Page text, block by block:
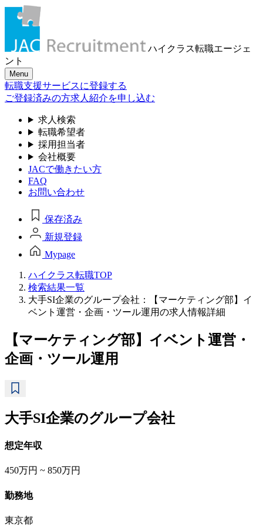
ハイクラス転職エージェ
ント
Menu
転職支援サービスに登録する
ご登録済みの方求人紹介を申し込む
求人検索
転職希望者
採用担当者
会社概要
JACで働きたい方
FAQ
お問い合わせ
保存済み
新規登録
Mypage
ハイクラス転職TOP
検索結果一覧
大手SI企業のグループ会社：【マーケティング部】イ
ベント運営・企画・ツール運用の求人情報詳細
【マーケティング部】イベント運営・
企画・ツール運用
大手SI企業のグループ会社
想定年収
450万円 ~ 850万円
勤務地
東京都